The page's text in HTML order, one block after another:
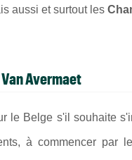
aussi et surtout les
Avermaet
le Belge s'il souhaite
à commencer par